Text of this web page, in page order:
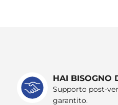
HAI BISOGNO
Supporto post-
garantito.